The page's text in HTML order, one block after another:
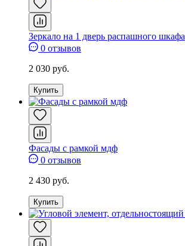
Зеркало на 1 дверь распашного шкафа
0 отзывов
2 030 руб.
Купить
Фасады с рамкой мдф
0 отзывов
2 430 руб.
Купить